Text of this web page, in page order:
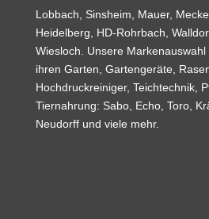
Lobbach, Sinsheim, Mauer,
Heidelberg, HD-Rohrbach,
Wiesloch. Unsere
ihren Garten, Gartengeräte,
Hochdruckreiniger, Teichtechnik,
Tiernahrung: Sabo, Echo, Toro,
Neudorff und viele mehr.